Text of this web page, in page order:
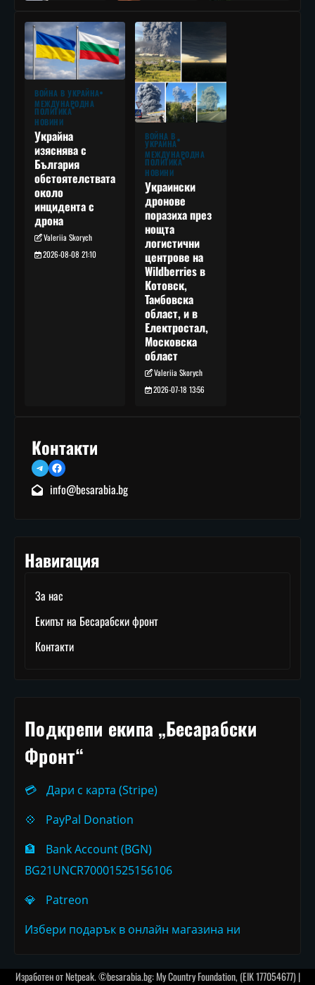
ВОЙНА В УКРАЙНА
МЕЖДУНАРОДНА
ПОЛИТИКА
НОВИНИ
Украйна
изяснява с
България
обстоятелствата
около
инцидента с
дрона
Valeriia Skorych
2026-08-08 21:10
ВОЙНА В
УКРАЙНА
МЕЖДУНАРОДНА
ПОЛИТИКА
НОВИНИ
Украински
дронове
поразиха през
нощта
логистични
центрове на
Wildberries в
Котовск,
Тамбовска
област, и в
Електростал,
Московска
област
Valeriia Skorych
2026-07-18 13:56
Контакти
TelegramFacebook
info@besarabia.bg
Навигация
За нас
Екипът на Бесарабски фронт
Контакти
Подкрепи екипа „Бесарабски
Фронт“
💳
Дари с карта (Stripe)
💠
PayPal Donation
🏦
Bank Account (BGN)
BG21UNCR70001525156106
💎
Patreon
Избери подарък в онлайн магазина ни
Изработен отNetpeak. ©besarabia.bg: My Country Foundation, (EIK 177054677) |